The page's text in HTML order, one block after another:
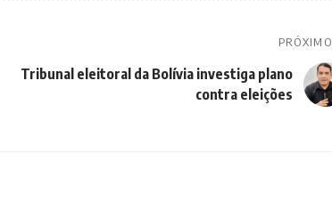
PRÓXIMO
Tribunal eleitoral da Bolívia investiga plano
contra eleições